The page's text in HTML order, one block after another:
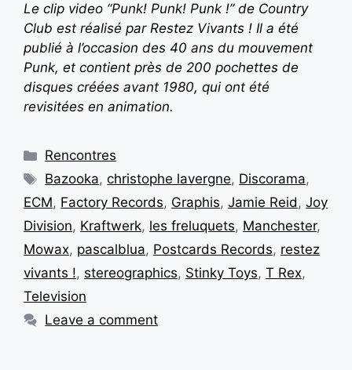
Le clip video “Punk! Punk! Punk !” de Country
Club est réalisé par Restez Vivants ! Il a été
publié à l’occasion des 40 ans du mouvement
Punk, et contient près de 200 pochettes de
disques créées avant 1980, qui ont été
revisitées en animation.
Rencontres
Bazooka,christophe lavergne, Discorama,
ECM, Factory Records, Graphis, Jamie Reid, Joy
Division, Kraftwerk, les freluquets, Manchester,
Mowax, pascalblua, Postcards Records, restez
vivants !, stereographics, Stinky Toys, T Rex,
Television
Leave a comment